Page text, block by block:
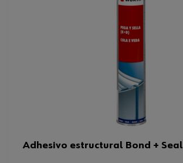
Adhesivo estructural Bond + Seal